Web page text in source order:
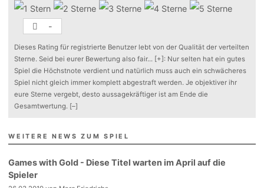
-
Dieses Rating für registrierte Benutzer lebt von der Qualität der verteilten
Sterne. Seid bei eurer Bewertung also fair... [+] : Nur selten hat ein gutes
Spiel die Höchstnote verdient und natürlich muss auch ein schwächeres
Spiel nicht gleich immer komplett abgestraft werden. Je objektiver ihr
eure Sterne vergebt, desto aussagekräftiger ist am Ende die
Gesamtwertung. [–]
WEITERE NEWS ZUM SPIEL
Games with Gold - Diese Titel warten im April auf die
Spieler